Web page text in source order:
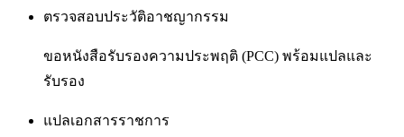
ตรวจสอบประวัติอาชญากรรม
ขอหนังสือรับรองความประพฤติ (PCC) พร้อมแปลและ
รับรอง
แปลเอกสารราชการ